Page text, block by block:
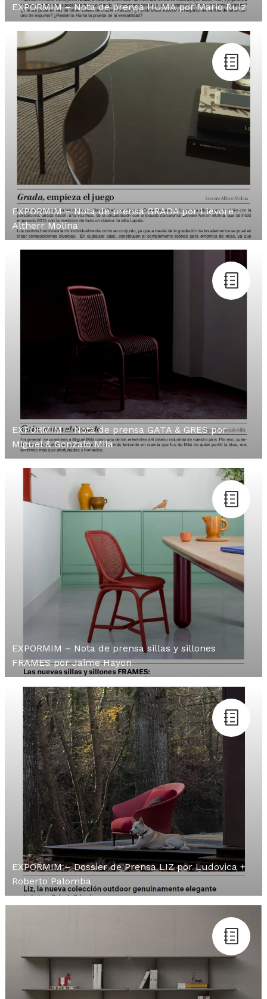
EXPORMIM – Nota de prensa HUMA por Mario Ruiz
EXPORMIM – Nota de prensa GRADA por Lievore
Altherr Molina
EXPORMIM – Nota de prensa GATA & GRES por
Miguel & Gonzalo Mila
EXPORMIM – Nota de prensa sillas y sillones
FRAMES por Jaime Hayon
EXPORMIM – Dossier de Prensa LIZ por Ludovica +
Roberto Palomba